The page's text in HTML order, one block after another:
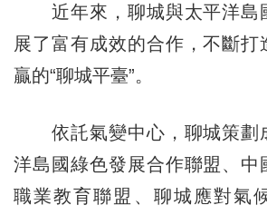
近年來，聊城與太平洋島
展了富有成效的合作，不斷打
贏的“聊城平臺”。
依託氣變中心，聊城策劃
洋島國綠色發展合作聯盟、
職業教育聯盟、聊城應對氣